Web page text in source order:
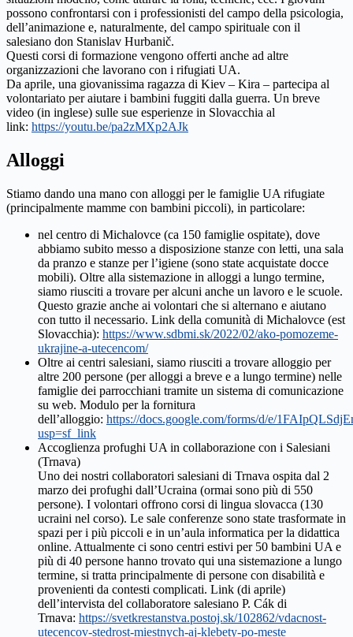
possono confrontarsi con i professionisti del campo della psicologia,
dell’animazione e, naturalmente, del campo spirituale con il
salesiano don Stanislav Hurbanič.
Questi corsi di formazione vengono offerti anche ad altre
organizzazioni che lavorano con i rifugiati UA.
Da aprile, una giovanissima ragazza di Kiev – Kira – partecipa al
volontariato per aiutare i bambini fuggiti dalla guerra. Un breve
video (in inglese) sulle sue esperienze in Slovacchia al
link: https://youtu.be/pa2zMXp2AJk
Alloggi
Stiamo dando una mano con alloggi per le famiglie UA rifugiate
(principalmente mamme con bambini piccoli), in particolare:
nel centro di Michalovce (ca 150 famiglie ospitate), dove
abbiamo subito messo a disposizione stanze con letti, una sala
da pranzo e stanze per l’igiene (sono state acquistate docce
mobili). Oltre alla sistemazione in alloggi a lungo termine,
siamo riusciti a trovare per alcuni anche un lavoro e le scuole.
Questo grazie anche ai volontari che si alternano e aiutano
con tutto il necessario. Link della comunità di Michalovce (est
Slovacchia): https://www.sdbmi.sk/2022/02/ako-pomozeme-
ukrajine-a-utecencom/
Oltre ai centri salesiani, siamo riusciti a trovare alloggio per
altre 200 persone (per alloggi a breve e a lungo termine) nelle
famiglie dei parrocchiani tramite un sistema di comunicazione
su web. Modulo per la fornitura
dell’alloggio: https://docs.google.com/forms/d/e/
usp=sf_link
Accoglienza profughi UA in collaborazione con i Salesiani
(Trnava)
Uno dei nostri collaboratori salesiani di Trnava ospita dal 2
marzo dei profughi dall’Ucraina (ormai sono più di 550
persone). I volontari offrono corsi di lingua slovacca (130
ucraini nel corso). Le sale conferenze sono state trasformate in
spazi per i più piccoli e in un’aula informatica per la didattica
online. Attualmente ci sono centri estivi per 50 bambini UA e
più di 40 persone hanno trovato qui una sistemazione a lungo
termine, si tratta principalmente di persone con disabilità e
provenienti da contesti complicati. Link (di aprile)
dell’intervista del collaboratore salesiano P. Cák di
Trnava: https://svetkrestanstva.postoj.sk/102862/vdacnost-
utecencov-stedrost-miestnych-aj-klebety-po-meste